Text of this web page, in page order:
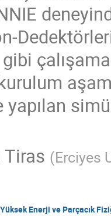
Tiras (Erciyes
Enerji ve Parçacık